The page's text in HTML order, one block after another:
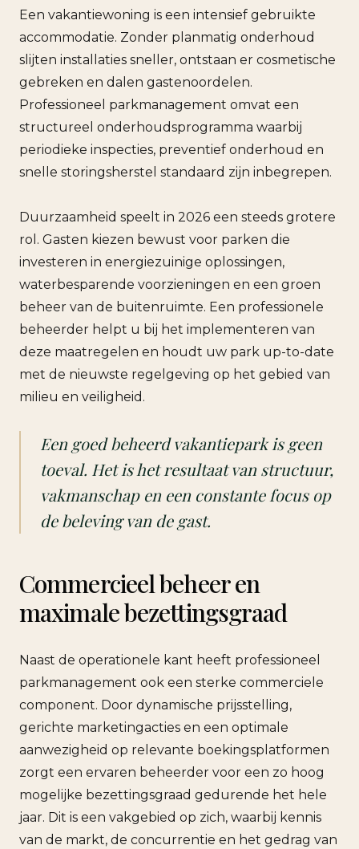
Een vakantiewoning is een intensief gebruikte
accommodatie. Zonder planmatig onderhoud
slijten installaties sneller, ontstaan er cosmetische
gebreken en dalen gastenoordelen.
Professioneel parkmanagement omvat een
structureel onderhoudsprogramma waarbij
periodieke inspecties, preventief onderhoud en
snelle storingsherstel standaard zijn inbegrepen.
Duurzaamheid speelt in 2026 een steeds grotere
rol. Gasten kiezen bewust voor parken die
investeren in energiezuinige oplossingen,
waterbesparende voorzieningen en een groen
beheer van de buitenruimte. Een professionele
beheerder helpt u bij het implementeren van
deze maatregelen en houdt uw park up-to-date
met de nieuwste regelgeving op het gebied van
milieu en veiligheid.
Een goed beheerd vakantiepark is geen
toeval. Het is het resultaat van structuur,
vakmanschap en een constante focus op
de beleving van de gast.
Commercieel beheer en
maximale bezettingsgraad
Naast de operationele kant heeft professioneel
parkmanagement ook een sterke commerciele
component. Door dynamische prijsstelling,
gerichte marketingacties en een optimale
aanwezigheid op relevante boekingsplatformen
zorgt een ervaren beheerder voor een zo hoog
mogelijke bezettingsgraad gedurende het hele
jaar. Dit is een vakgebied op zich, waarbij kennis
van de markt, de concurrentie en het gedrag van